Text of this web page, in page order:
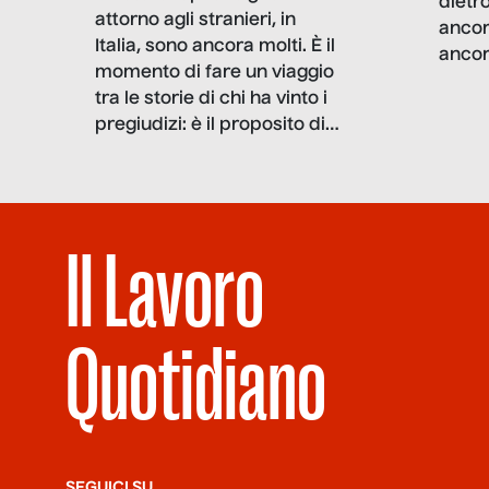
attorno agli stranieri, in
Italia, sono ancora molti. È il
momento di fare un viaggio
tra le storie di chi ha vinto i
pregiudizi: è il proposito di
Il Lavoro
Quotidiano